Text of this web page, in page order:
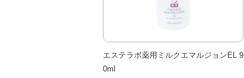
エステラボ薬用ミルクエマルジョンEL 9
0ml